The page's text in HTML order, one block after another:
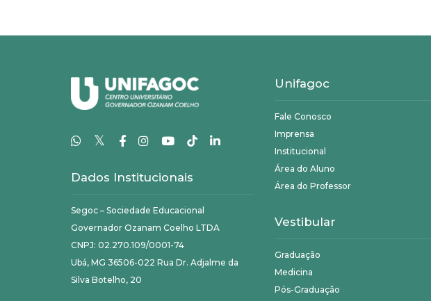
𝕏
Dados Institucionais
Segoc – Sociedade Educacional
Governador Ozanam Coelho LTDA
CNPJ: 02.270.109/0001-74
Ubá, MG 36506-022 Rua Dr. Adjalme da
Silva Botelho, 20
Unifagoc
Fale Conosco
Imprensa
Institucional
Área do Aluno
Área do Professor
Vestibular
Graduação
Medicina
Pós-Graduação